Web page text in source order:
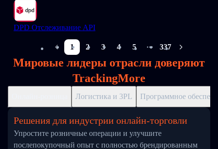
DPD Отслеживание API
1 2 3 4 5
More pages
337
Мировые лидеры отрасли доверяют
TrackingMore
Логистика и 3PL Программное
Решения для индустрии онлайн-торговли
Упростите розничные операции и улучшите
послепокупочный опыт с полностью брендированным